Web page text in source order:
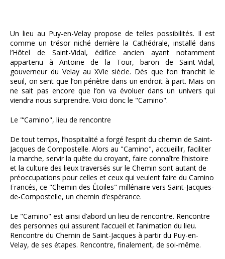
Un lieu au Puy-en-Velay propose de telles possibilités. Il est
comme un trésor niché derrière la Cathédrale, installé dans
l’Hôtel de Saint-Vidal, édifice ancien ayant notamment
appartenu à Antoine de la Tour, baron de Saint-Vidal,
gouverneur du Velay au XVIe siècle. Dès que l’on franchit le
seuil, on sent que l’on pénètre dans un endroit à part. Mais on
ne sait pas encore que l’on va évoluer dans un univers qui
viendra nous surprendre. Voici donc le "Camino".
Le "‘Camino", lieu de rencontre
De tout temps, l’hospitalité a forgé l’esprit du chemin de Saint-
Jacques de Compostelle. Alors au "Camino", accueillir, faciliter
la marche, servir la quête du croyant, faire connaître l’histoire
et la culture des lieux traversés sur le Chemin sont autant de
préoccupations pour celles et ceux qui veulent faire du Camino
Francés, ce "Chemin des Étoiles" millénaire vers Saint-Jacques-
de-Compostelle, un chemin d’espérance.
Le "Camino" est ainsi d’abord un lieu de rencontre. Rencontre
des personnes qui assurent l’accueil et l’animation du lieu.
Rencontre du Chemin de Saint-Jacques à partir du Puy-en-
Velay, de ses étapes. Rencontre, finalement, de soi-même.